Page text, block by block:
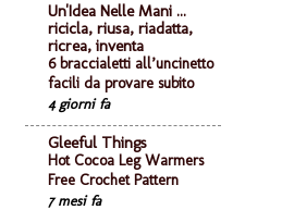
Un'Idea Nelle Mani ...
ricicla, riusa, riadatta,
ricrea, inventa
6 braccialetti all’uncinetto
facili da provare subito
4 giorni fa
Gleeful Things
Hot Cocoa Leg Warmers
Free Crochet Pattern
7 mesi fa